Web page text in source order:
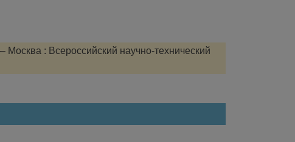
: Всероссийский научно-технический